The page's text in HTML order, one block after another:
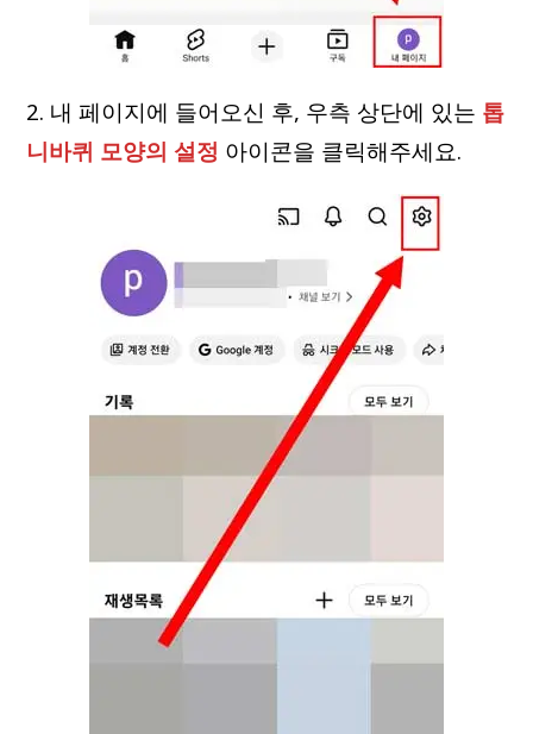
2. 내 페이지에 들어오신 후, 우측 상단에 있는 톱
니바퀴 모양의 설정 아이콘을 클릭해주세요.